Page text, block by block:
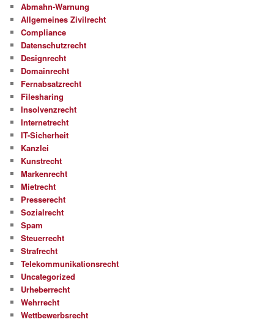
Abmahn-Warnung
Allgemeines Zivilrecht
Compliance
Datenschutzrecht
Designrecht
Domainrecht
Fernabsatzrecht
Filesharing
Insolvenzrecht
Internetrecht
IT-Sicherheit
Kanzlei
Kunstrecht
Markenrecht
Mietrecht
Presserecht
Sozialrecht
Spam
Steuerrecht
Strafrecht
Telekommunikationsrecht
Uncategorized
Urheberrecht
Wehrrecht
Wettbewerbsrecht